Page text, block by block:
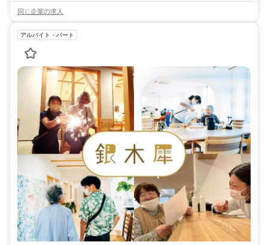
同じ企業の求人
アルバイト・パート